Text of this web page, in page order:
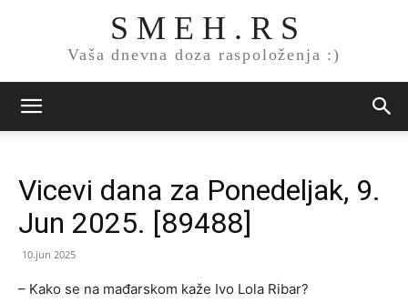
S M E H . R S
Vaša dnevna doza raspoloženja :)
Vicevi dana za Ponedeljak, 9.
Jun 2025. [89488]
10.jun 2025
– Kako se na mađarskom kaže Ivo Lola Ribar?